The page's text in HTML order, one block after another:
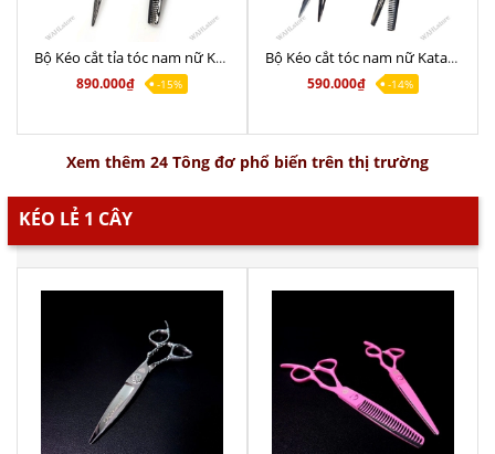
Bộ Kéo cắt tỉa tóc nam nữ KataPro M28 Black Chính Hãng 6.0
890.000₫
-15%
Bộ Kéo cắt tóc nam nữ KataPro M27 Chính Hãng
590.000₫
-14%
Xem thêm 24 Tông đơ phổ biến trên thị trường
KÉO LẺ 1 CÂY